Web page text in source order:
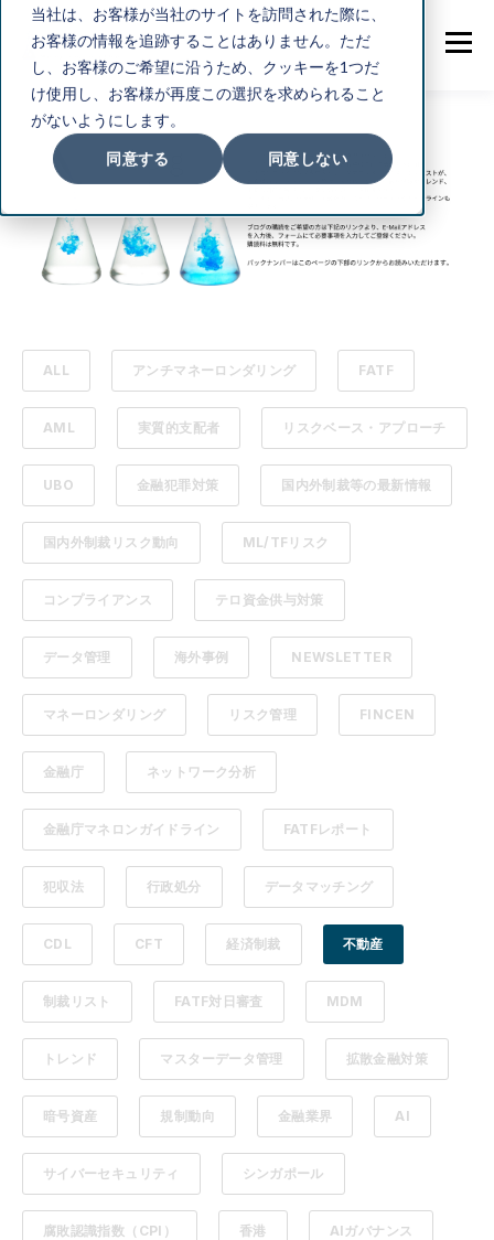
当社は、お客様が当社のサイトを訪問された際に、
お客様の情報を追跡することはありません。ただ
し、お客様のご希望に沿うため、クッキーを1つだ
け使用し、お客様が再度この選択を求められること
がないようにします。
同意する 同意しない
ALL アンチマネーロンダリング FATF
AML 実質的支配者 リスクベース・アプローチ
UBO 金融犯罪対策 国内外制裁等の最新情報
国内外制裁リスク動向 ML/TFリスク
コンプライアンス テロ資金供与対策
データ管理 海外事例 NEWSLETTER
マネーロンダリング リスク管理 FINCEN
金融庁 ネットワーク分析
金融庁マネロンガイドライン FATFレポート
犯収法 行政処分 データマッチング
CDL CFT 経済制裁 不動産
制裁リスト FATF対日審査 MDM
トレンド マスターデータ管理 拡散金融対策
暗号資産 規制動向 金融業界 AI
サイバーセキュリティ シンガポール
腐敗認識指数（CPI） 香港 AIガバナンス